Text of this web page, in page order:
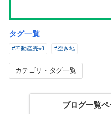
タグ一覧
#不動産売却 #空き地
カテゴリ・タグ一覧
ブログ一覧